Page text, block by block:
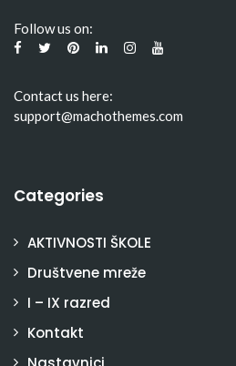
Follow us on:
Contact us here:
support@machothemes.com
Categories
AKTIVNOSTI ŠKOLE
Društvene mreže
I – IX razred
Kontakt